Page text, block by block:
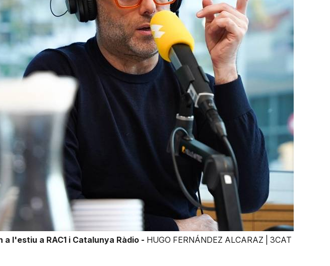
l'estiu a RAC1 i Catalunya Ràdio - HUGO FERNÁNDEZ ALCARAZ | 3CAT